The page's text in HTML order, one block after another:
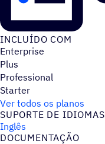
INCLUÍDO COM
Enterprise
Plus
Professional
Starter
Ver todos os planos
SUPORTE DE IDIOMAS
Inglês
DOCUMENTAÇÃO